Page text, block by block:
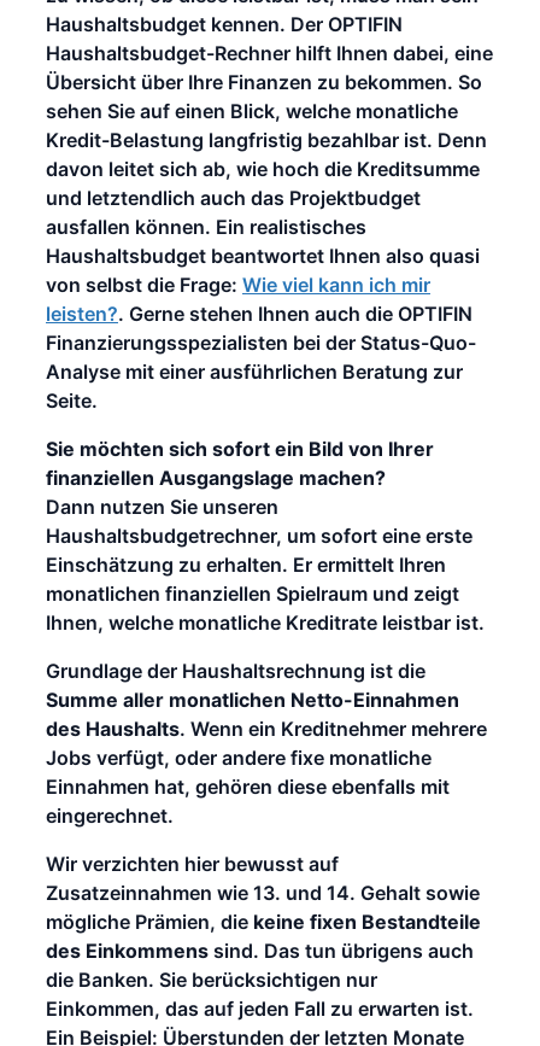
Haushaltsbudget kennen. Der OPTIFIN
Haushaltsbudget-Rechner hilft Ihnen dabei, eine
Übersicht über Ihre Finanzen zu bekommen. So
sehen Sie auf einen Blick, welche monatliche
Kredit-Belastung langfristig bezahlbar ist. Denn
davon leitet sich ab, wie hoch die Kreditsumme
und letztendlich auch das Projektbudget
ausfallen können. Ein realistisches
Haushaltsbudget beantwortet Ihnen also quasi
von selbst die Frage: Wie viel kann ich mir
leisten?. Gerne stehen Ihnen auch die OPTIFIN
Finanzierungsspezialisten bei der Status-Quo-
Analyse mit einer ausführlichen Beratung zur
Seite.
Sie möchten sich sofort ein Bild von Ihrer
finanziellen Ausgangslage machen?
Dann nutzen Sie unseren
Haushaltsbudgetrechner, um sofort eine erste
Einschätzung zu erhalten. Er ermittelt Ihren
monatlichen finanziellen Spielraum und zeigt
Ihnen, welche monatliche Kreditrate leistbar ist.
Grundlage der Haushaltsrechnung ist die
Summe aller monatlichen Netto-Einnahmen
des Haushalts. Wenn ein Kreditnehmer mehrere
Jobs verfügt, oder andere fixe monatliche
Einnahmen hat, gehören diese ebenfalls mit
eingerechnet.
Wir verzichten hier bewusst auf
Zusatzeinnahmen wie 13. und 14. Gehalt sowie
mögliche Prämien, die keine fixen Bestandteile
des Einkommens sind. Das tun übrigens auch
die Banken. Sie berücksichtigen nur
Einkommen, das auf jeden Fall zu erwarten ist.
Ein Beispiel: Überstunden der letzten Monate